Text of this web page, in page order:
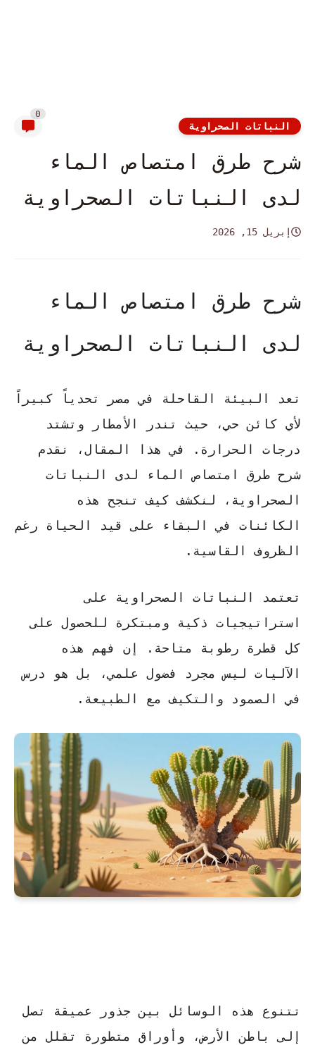
النباتات الصحراوية
0
شرح طرق امتصاص الماء
لدى النباتات الصحراوية
إبريل 15, 2026
شرح طرق امتصاص الماء
لدى النباتات الصحراوية
تعد البيئة القاحلة في مصر تحدياً كبيراً
لأي كائن حي، حيث تندر الأمطار وتشتد
درجات الحرارة. في هذا المقال، نقدم
شرح طرق امتصاص الماء لدى النباتات
الصحراوية ، لنكشف كيف تنجح هذه
الكائنات في البقاء على قيد الحياة رغم
الظروف القاسية.
تعتمد النباتات الصحراوية على
استراتيجيات ذكية ومبتكرة للحصول على
كل قطرة رطوبة متاحة. إن فهم هذه
الآليات ليس مجرد فضول علمي، بل هو درس
في الصمود والتكيف مع الطبيعة.
تتنوع هذه الوسائل بين جذور عميقة تصل
إلى باطن الأرض، وأوراق متطورة تقلل من